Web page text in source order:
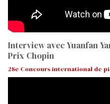
Interview avec Yuanfan
Prix Chopin
28e Concours international de